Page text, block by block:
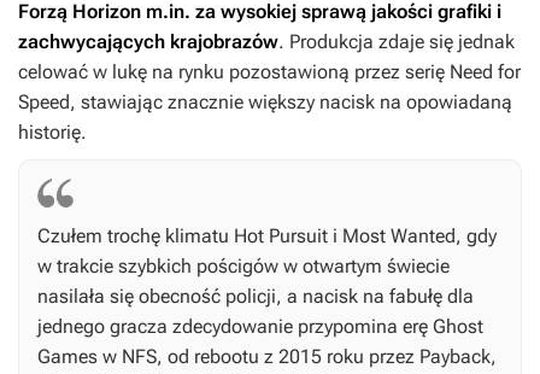
Forzą Horizon m.in. za wysokiej sprawą jakości grafiki i
zachwycających krajobrazów. Produkcja zdaje się jednak
celować w lukę na rynku pozostawioną przez serię Need for
Speed, stawiając znacznie większy nacisk na opowiadaną
historię.
Czułem trochę klimatu Hot Pursuit i Most Wanted, gdy
w trakcie szybkich pościgów w otwartym świecie
nasilała się obecność policji, a nacisk na fabułę dla
jednego gracza zdecydowanie przypomina erę Ghost
Games w NFS, od rebootu z 2015 roku przez Payback,